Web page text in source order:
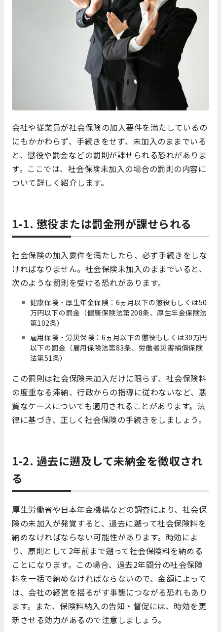
会社や従業員が社会保険の加入要件を満たしているの
にもかかわらず、手続きをせず、未加入のままでいる
と、懲役や罰金などの罰則が課せられる恐れがありま
す。ここでは、社会保険未加入の場合の罰則の内容に
ついて詳しく紹介します。
1-1. 懲役または罰金刑が課せられる
社会保険の加入要件を満たしたら、必ず手続きをしな
ければなりません。社会保険未加入のままでいると、
次のような罰則を受ける恐れがあります。
健康保険・厚生年金保険：6ヵ月以下の懲役もしくは50
万円以下の罰金（健康保険法第208条、厚生年金保険法
第102条）
雇用保険・労災保険：6ヵ月以下の懲役もしくは30万円
以下の罰金（雇用保険法第83条、労働者災害補償保険
法第51条）
この罰則は社会保険未加入だけに限らず、社会保険料
の度重なる滞納、行政からの指導に従わないなど、悪
質なケースについても適用されることがあります。法
律に基づき、正しく社会保険の手続きをしましょう。
1-2. 過去に遡及して未納金を徴収され
る
厚生労働省や日本年金機構などの調査により、社会保
険の未加入が発覚すると、過去に遡って社会保険料を
納めなければならない可能性があります。時効によ
り、原則として2年前まで遡って社会保険料を納める
ことになります。この場合、過去2年間分の社会保険
料を一括で納めなければならないので、金額によって
は、会社の経営を揺るがす事態につながる恐れもあり
ます。また、保険料納入の告知・督促には、時効を更
新させる効力があるので注意しましょう。